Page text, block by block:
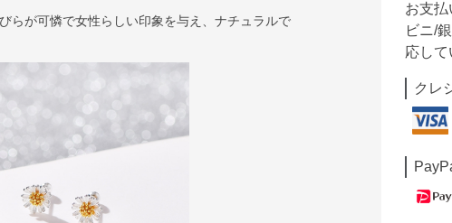
らが可憐で女性らしい印象を与え、ナチュラルで
お支
ビニ/
応して
クレ